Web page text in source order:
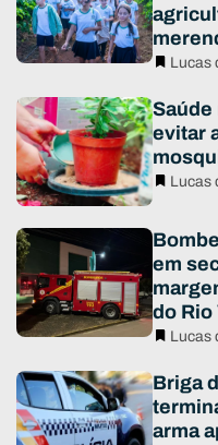
Lucas
evitar
Lucas
em
do Rio
Lucas
Briga
arma